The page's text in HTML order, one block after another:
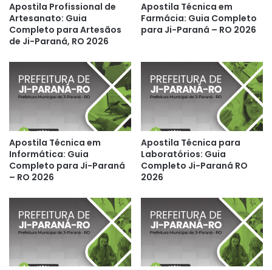
Apostila Profissional de
Artesanato: Guia
Completo para Artesãos
de Ji-Paraná, RO 2026
Apostila Técnica em
Farmácia: Guia Completo
para Ji-Paraná – RO 2026
Apostila Técnica em
Informática: Guia
Completo para Ji-Paraná
– RO 2026
Apostila Técnica para
Laboratórios: Guia
Completo Ji-Paraná RO
2026